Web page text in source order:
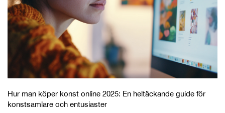
Hur man köper konst online 2025: En heltäckande guide för
konstsamlare och entusiaster